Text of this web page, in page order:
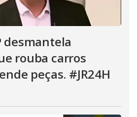
desmantela
rouba carros
peças. #JR24H